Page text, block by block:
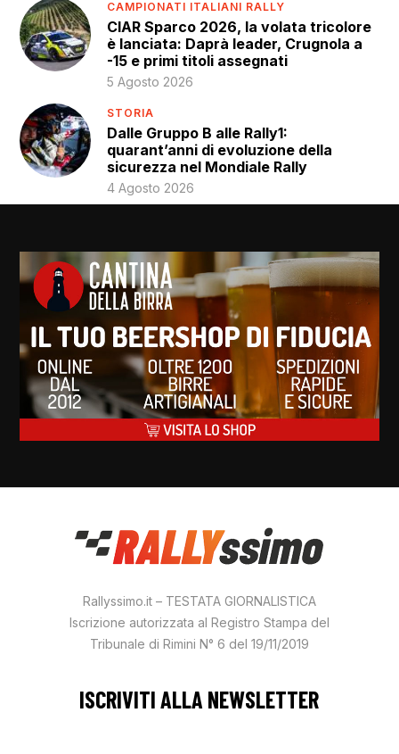
CAMPIONATI ITALIANI RALLY
CIAR Sparco 2026, la volata tricolore
è lanciata: Daprà leader, Crugnola a
-15 e primi titoli assegnati
5 Agosto 2026
STORIA
Dalle Gruppo B alle Rally1:
quarant’anni di evoluzione della
sicurezza nel Mondiale Rally
4 Agosto 2026
Rallyssimo.it – TESTATA GIORNALISTICA
Iscrizione autorizzata al Registro Stampa del
Tribunale di Rimini N° 6 del 19/11/2019
ISCRIVITI ALLA NEWSLETTER